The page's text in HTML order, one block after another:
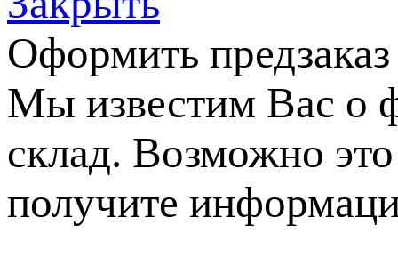
Оформить предзаказ
Мы известим Вас о
склад. Возможно
получите